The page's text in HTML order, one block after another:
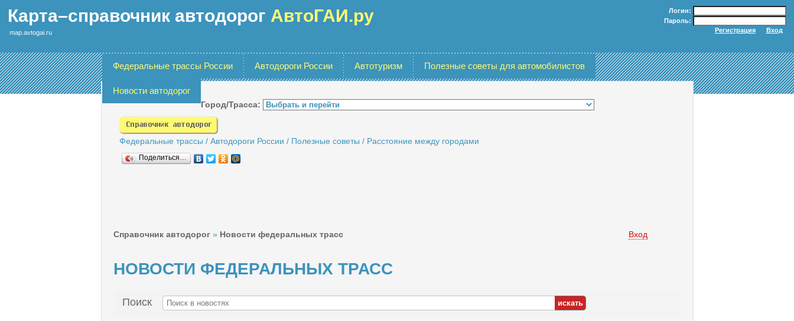
Карта–справочник автодорог АвтоГАИ.ру
map.avtogai.ru
Логин:
Пароль:
Федеральные трассы России Автодороги России Автотуризм Полезные советы для автомобилистов
Новости автодорог
Город/Трасса:
Федеральные трассы / Автодороги России / Полезные советы / Расстояние между городами
Поделиться…
Справочник автодорог» Новости федеральных трасс Вход
НОВОСТИ ФЕДЕРАЛЬНЫХ ТРАСС
Поиск